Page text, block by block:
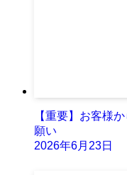
【重要】お客様
願い
2026年6月23日